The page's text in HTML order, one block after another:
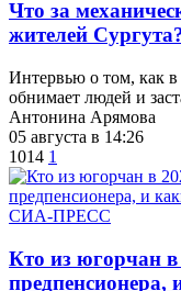
​Что за
жителей
Интервью о том, как в
обнимает людей и
Антонина Арямова
05 августа в 14:26
1014 1
Кто из югорчан в
предпенсионера,